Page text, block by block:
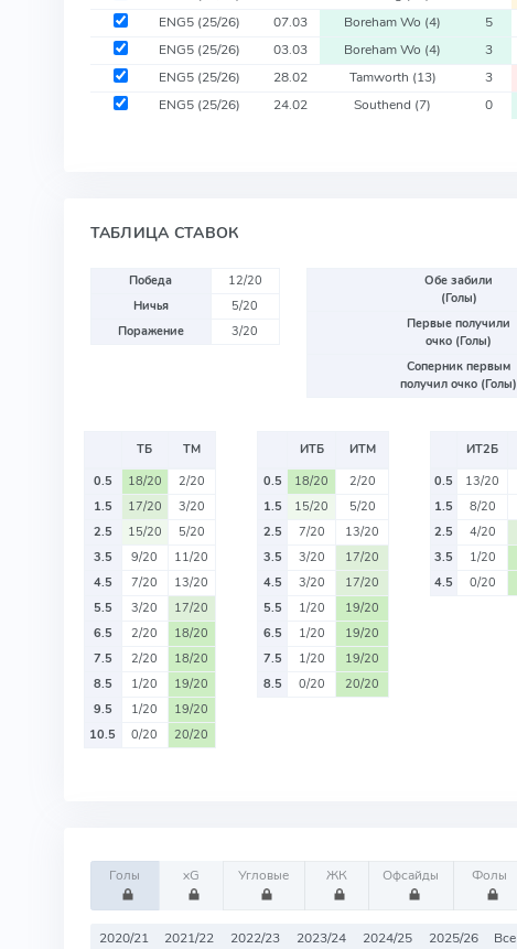
ENG5 (25/26) 07.03 Boreham Wo (4) 5
ENG5 (25/26) 03.03 Boreham Wo (4) 3
ENG5 (25/26) 28.02 Tamworth (13) 3
ENG5 (25/26) 24.02 Southend (7) 0
ТАБЛИЦА СТАВОК
Победа
12/20
Ничья
5/20
Поражение
3/20
Обе забили
(Голы)
Первые получили
очко (Голы)
Соперник первым
получил очко (Голы)
ТБ
ТМ
0.5
18/20
2/20
1.5
17/20
3/20
2.5
15/20
5/20
3.5
9/20
11/20
4.5
7/20
13/20
5.5
3/20
17/20
6.5
2/20
18/20
7.5
2/20
18/20
8.5
1/20
19/20
9.5
1/20
19/20
10.5
0/20 20/20
ИТБ
ИТМ
0.5
18/20
2/20
1.5
15/20
5/20
2.5
7/20
13/20
3.5
3/20
17/20
4.5
3/20
17/20
5.5
1/20
19/20
6.5
1/20
19/20
7.5
1/20
19/20
8.5
0/20 20/20
ИТ2Б
0.5
13/20
1.5
8/20
2.5
4/20
3.5
1/20
4.5
0/20
Голы xG Угловые ЖК Офсайды Фолы
2020/21 2021/22 2022/23 2023/24 2024/25 2025/26 Все